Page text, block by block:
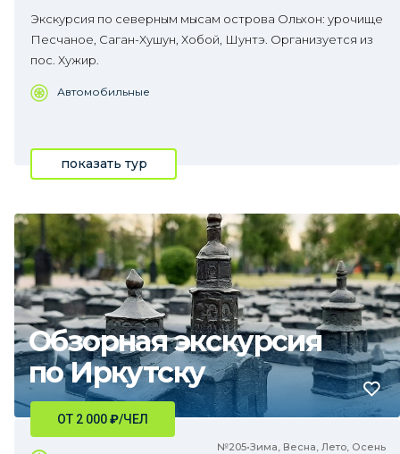
Экскурсия по северным мысам острова Ольхон: урочище
Песчаное, Саган-Хушун, Хобой, Шунтэ. Организуется из
пос. Хужир.
Автомобильные
показать тур
Обзорная экскурсия
по Иркутску
№205•Зима, Весна, Лето, Осень
ОТ 2 000₽/ЧЕЛ